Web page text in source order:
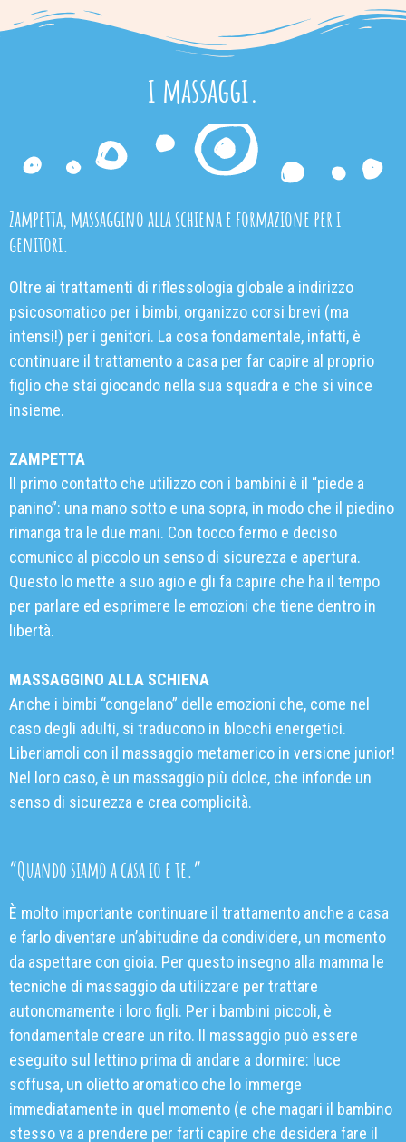
i massaggi.
Zampetta, massaggino alla schiena e formazione per i
genitori.
Oltre ai trattamenti di riflessologia globale a indirizzo
psicosomatico per i bimbi, organizzo corsi brevi (ma
intensi!) per i genitori. La cosa fondamentale, infatti, è
continuare il trattamento a casa per far capire al proprio
figlio che stai giocando nella sua squadra e che si vince
insieme.
ZAMPETTA
Il primo contatto che utilizzo con i bambini è il “piede a
panino”: una mano sotto e una sopra, in modo che il piedino
rimanga tra le due mani. Con tocco fermo e deciso
comunico al piccolo un senso di sicurezza e apertura.
Questo lo mette a suo agio e gli fa capire che ha il tempo
per parlare ed esprimere le emozioni che tiene dentro in
libertà.
MASSAGGINO ALLA SCHIENA
Anche i bimbi “congelano” delle emozioni che, come nel
caso degli adulti, si traducono in blocchi energetici.
Liberiamoli con il massaggio metamerico in versione junior!
Nel loro caso, è un massaggio più dolce, che infonde un
senso di sicurezza e crea complicità.
“Quando siamo a casa io e te.”
È molto importante continuare il trattamento anche a casa
e farlo diventare un’abitudine da condividere, un momento
da aspettare con gioia. Per questo insegno alla mamma le
tecniche di massaggio da utilizzare per trattare
autonomamente i loro figli. Per i bambini piccoli, è
fondamentale creare un rito. Il massaggio può essere
eseguito sul lettino prima di andare a dormire: luce
soffusa, un olietto aromatico che lo immerge
immediatamente in quel momento (e che magari il bambino
stesso va a prendere per farti capire che desidera fare il